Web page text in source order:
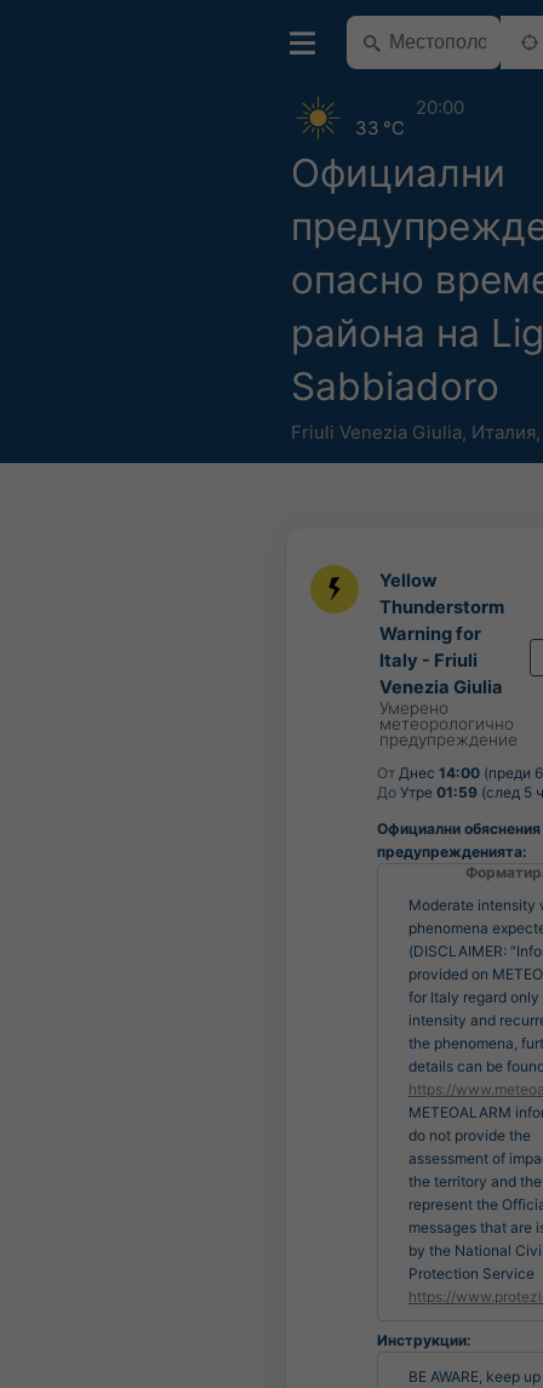
Официални
опасно
района на
Sabbiadoro
Friuli Venezia Giulia, Италия
33 °C
20:00
Yellow
Thunderstorm
Warning for
Italy - Friuli
Venezia Giulia
Умерено
метеорологично
предупреждение
От Днес 14:00 (преди
До Утре 01:59 (след 5
Официални обяснения
предупрежденията:
Moderate intensity
phenomena
(DISCLAIMER:
provided on
for Italy regard only
intensity and
the phenomena,
details can be
https://
METEOALARM
do not provide the
assessment of
the territory and
represent the
messages that are
by the National
Protection Service
https://
Инструкции:
BE AWARE, keep